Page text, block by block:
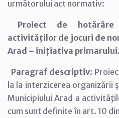
următorului act normativ:
Proiect de hotărâre
activităţilor de jocuri de
Arad – inițiativa primarului.
Paragraf descriptiv:
la la interzicerea organizării
Municipiului Arad a
cum sunt definite în art. 10